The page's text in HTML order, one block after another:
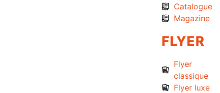
Catalogue
Magazine
FLYER
Flyer
classique
Flyer luxe